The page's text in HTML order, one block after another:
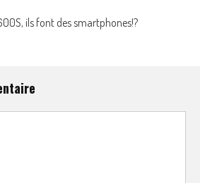
ils font des smartphones!?